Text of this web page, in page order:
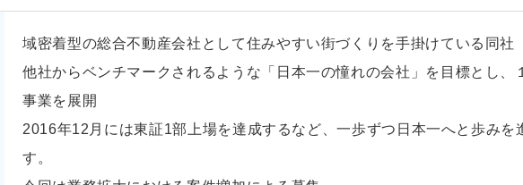
域密着型の総合不動産会社として住みやすい街づくりを手掛けている同社
他社からベンチマークされるような「日本一の憧れの会社」を目標とし、
事業を展開
2016年12月には東証1部上場を達成するなど、一歩ずつ日本一へと歩みを
す。